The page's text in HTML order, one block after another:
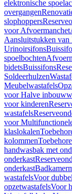
elektronische
overgangen
slophoppers
voor Afvoermanchet
Aansluitstukken van
Urinoirsifons
spoelbochten
bidetsBuissifons
Soldeerhulzen
Meubelwastafels
voor Halve
voor kinderen
wastafels
voor
klaslokalen
kolommen
handwasbak met
onderkast
onderkast
wastafelsVoor
opzetwastafelsVoor